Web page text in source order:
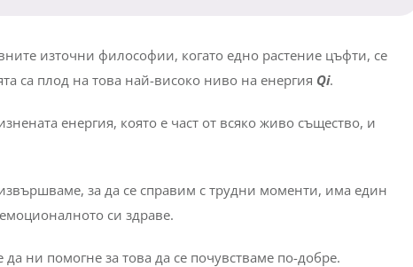
източни философии, когато едно растение цъфти, се
са плод на това най-високо ниво на енергия Qi.
енергия, която е част от всяко живо същество, и
за да се справим с трудни моменти, има един
си здраве.
ни помогне за това да се почувстваме по-добре.